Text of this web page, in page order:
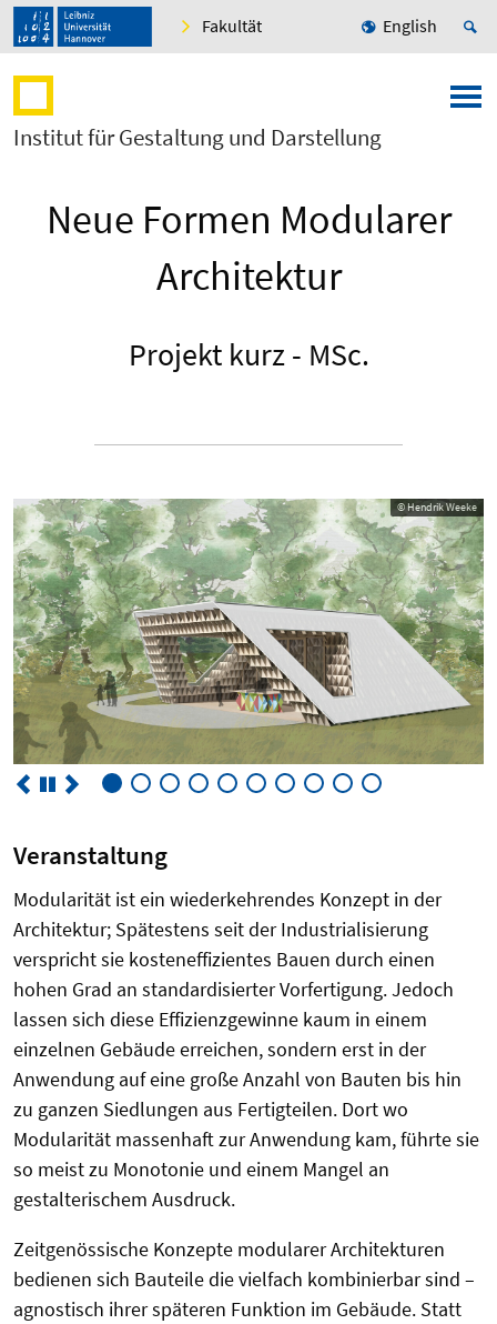
Fakultät English
Institut für Gestaltung und Darstellung
Neue Formen Modularer
Architektur
Projekt kurz - MSc.
© Hendrik Weeke
Veranstaltung
Modularität ist ein wiederkehrendes Konzept in der
Architektur; Spätestens seit der Industrialisierung
verspricht sie kosteneffizientes Bauen durch einen
hohen Grad an standardisierter Vorfertigung. Jedoch
lassen sich diese Effizienzgewinne kaum in einem
einzelnen Gebäude erreichen, sondern erst in der
Anwendung auf eine große Anzahl von Bauten bis hin
zu ganzen Siedlungen aus Fertigteilen. Dort wo
Modularität massenhaft zur Anwendung kam, führte sie
so meist zu Monotonie und einem Mangel an
gestalterischem Ausdruck.
Zeitgenössische Konzepte modularer Architekturen
bedienen sich Bauteile die vielfach kombinierbar sind –
agnostisch ihrer späteren Funktion im Gebäude. Statt